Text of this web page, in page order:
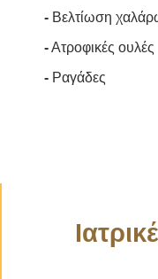
- Βελτίωση
-Ατροφικές ουλές
- Ραγάδες